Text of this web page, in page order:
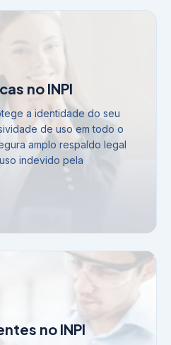
no INPI
a identidade do seu
de uso em todo o
amplo respaldo legal
indevido pela
no INPI